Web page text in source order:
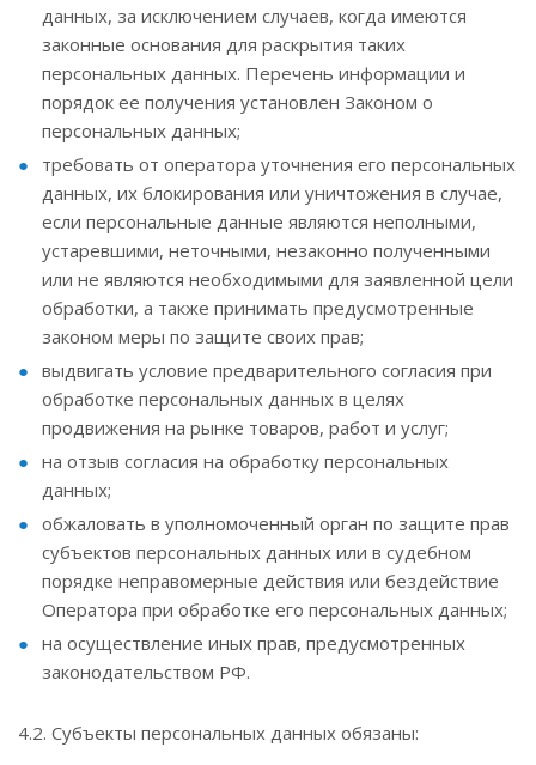
данных, за исключением случаев, когда имеются
законные основания для раскрытия таких
персональных данных. Перечень информации и
порядок ее получения установлен Законом о
персональных данных;
требовать от оператора уточнения его персональных
данных, их блокирования или уничтожения в случае,
если персональные данные являются неполными,
устаревшими, неточными, незаконно полученными
или не являются необходимыми для заявленной цели
обработки, а также принимать предусмотренные
законом меры по защите своих прав;
выдвигать условие предварительного согласия при
обработке персональных данных в целях
продвижения на рынке товаров, работ и услуг;
на отзыв согласия на обработку персональных
данных;
обжаловать в уполномоченный орган по защите прав
субъектов персональных данных или в судебном
порядке неправомерные действия или бездействие
Оператора при обработке его персональных данных;
на осуществление иных прав, предусмотренных
законодательством РФ.
4.2. Субъекты персональных данных обязаны: